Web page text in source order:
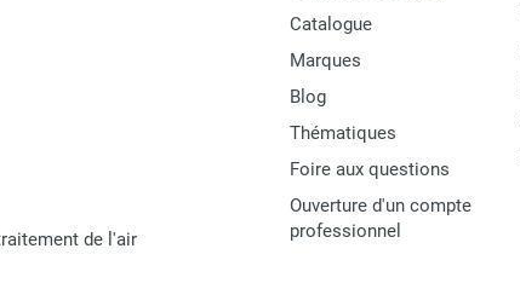
de l'air
Catalogue
Marques
Blog
Thématiques
Foire aux questions
Ouverture d'un compte
professionnel